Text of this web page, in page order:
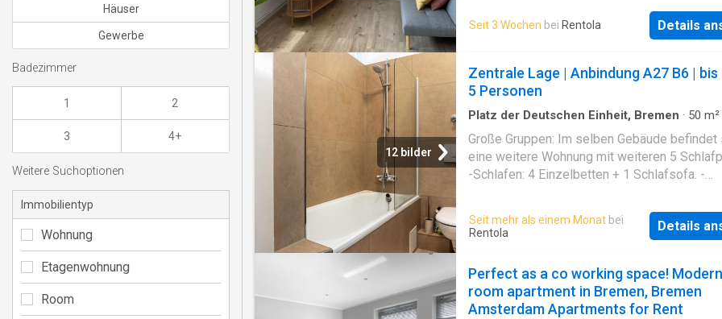
Annehmlichkeiten (großes Bett,
Kommode, etc.), wie auf den Bildern zu
Tageslichtfenster und Badewanne
befindet sich auch der Anschluss für eine
Waschmaschine.Die Wohnung
streets. Bremen Überseestadt is a 10-
away and Bremen city center can be easily
by public transport. Shops are nearby
Seit 3 Wochen bei Rentola Details
12 bilder
Zentrale Lage | Anbindung A27 B6 | bis
5 Personen
Platz der Deutschen Einheit, Bremen · 50 m²
Große Gruppen: Im selben Gebäude befindet
eine weitere Wohnung mit weiteren 5
-Schlafen: 4 Einzelbetten + 1 Schlafsofa. -
schnelles WLAN. -Service: Wöchentliche
auf Wunsch möglich. -Lage: Top Anbindung
Seit mehr als einem Monat bei
Rentola
Details
Perfect as a co working space!
room apartment in Bremen, Bremen
Amsterdam Apartments for Rent
Häuser
Gewerbe
Badezimmer
1 2
3 4+
Weitere Suchoptionen
Immobilientyp
Wohnung
Etagenwohnung
Room